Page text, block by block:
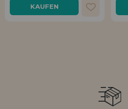
KAUFEN